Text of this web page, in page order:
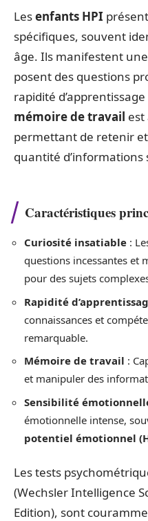
Lesenfants HPI
spécifiques, souvent
âge. Ils manifestent
posent des questions
rapidité
mémoire de travail est
permettant de retenir
quantité
Caractéristiques
Curiosité insatiable :
questions incessantes et
pour des sujets
Rapidité
connaissances et
remarquable.
Mémoire de travail :
et manipuler des
Sensibilité
émotionnelle intense,
potentiel émotionnel
Les tests
(Wechsler Intelligence
Edition), sont